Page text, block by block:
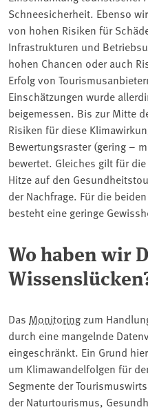
Schneesicherheit. Ebenso
von hohen Risiken für
Infrastrukturen und
hohen Chancen oder auch
Erfolg von
Einschätzungen wurde
beigemessen. Bis zur Mitte
Risiken für diese
Bewertungsraster (gering –
bewertet. Gleiches gilt für
Hitze auf den
der Nachfrage. Für die
besteht eine geringe
Wo haben wir
Das Monitoring zum
durch eine mangelnde
eingeschränkt. Ein Grund
um Klimawandelfolgen für
Segmente der
der Naturtourismus,